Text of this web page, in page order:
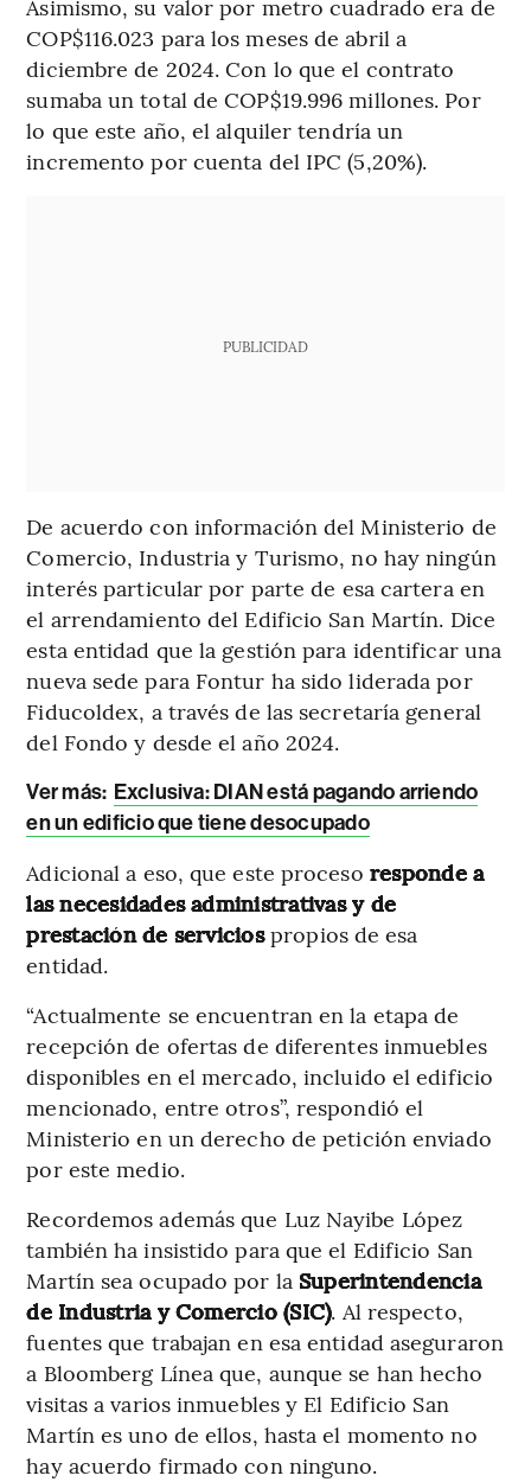
Asimismo, su valor por metro cuadrado era de
COP$116.023 para los meses de abril a
diciembre de 2024. Con lo que el contrato
sumaba un total de COP$19.996 millones. Por
lo que este año, el alquiler tendría un
incremento por cuenta del IPC (5,20%).
PUBLICIDAD
De acuerdo con información del Ministerio de
Comercio, Industria y Turismo, no hay ningún
interés particular por parte de esa cartera en
el arrendamiento del Edificio San Martín. Dice
esta entidad que la gestión para identificar una
nueva sede para Fontur ha sido liderada por
Fiducoldex, a través de las secretaría general
del Fondo y desde el año 2024.
Ver más: Exclusiva: DIAN está pagando arriendo
en un edificio que tiene desocupado
Adicional a eso, que este proceso responde a
las necesidades administrativas y de
prestación de serviciospropios de esa
entidad.
“Actualmente se encuentran en la etapa de
recepción de ofertas de diferentes inmuebles
disponibles en el mercado, incluido el edificio
mencionado, entre otros”, respondió el
Ministerio en un derecho de petición enviado
por este medio.
Recordemos además que Luz Nayibe López
también ha insistido para que el Edificio San
Martín sea ocupado por la Superintendencia
de Industria y Comercio (SIC). Al respecto,
fuentes que trabajan en esa entidad aseguraron
a Bloomberg Línea que, aunque se han hecho
visitas a varios inmuebles y El Edificio San
Martín es uno de ellos, hasta el momento no
hay acuerdo firmado con ninguno.